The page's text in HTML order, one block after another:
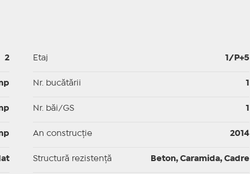
2 Etaj 1/P+5
Nr. bucătării
Nr. băi/GS
An construcție 2014
Structură rezistență Beton, Caramida, Cadre